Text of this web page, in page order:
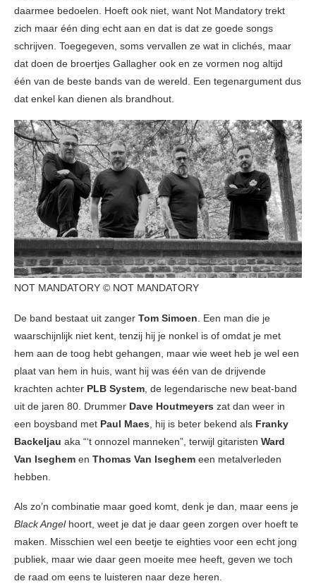
daarmee bedoelen. Hoeft ook niet, want Not Mandatory trekt
zich maar één ding echt aan en dat is dat ze goede songs
schrijven. Toegegeven, soms vervallen ze wat in clichés, maar
dat doen de broertjes Gallagher ook en ze vormen nog altijd
één van de beste bands van de wereld. Een tegenargument dus
dat enkel kan dienen als brandhout.
NOT MANDATORY © NOT MANDATORY
De band bestaat uit zanger Tom Simoen. Een man die je
waarschijnlijk niet kent, tenzij hij je nonkel is of omdat je met
hem aan de toog hebt gehangen, maar wie weet heb je wel een
plaat van hem in huis, want hij was één van de drijvende
krachten achter PLB System, de legendarische new beat-band
uit de jaren 80. Drummer Dave Houtmeyers zat dan weer in
een boysband met Paul Maes, hij is beter bekend als Franky
Backeljau aka “‘t onnozel manneken”, terwijl gitaristen Ward
Van Iseghem en Thomas Van Iseghem een metalverleden
hebben.
Als zo’n combinatie maar goed komt, denk je dan, maar eens je
Black Angel hoort, weet je dat je daar geen zorgen over hoeft te
maken. Misschien wel een beetje te eighties voor een echt jong
publiek, maar wie daar geen moeite mee heeft, geven we toch
de raad om eens te luisteren naar deze heren.